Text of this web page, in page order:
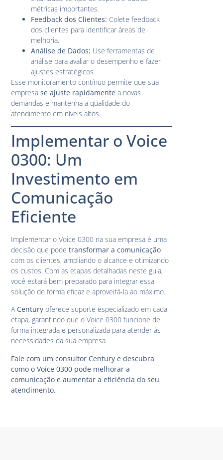
métricas importantes.
Feedback dos Clientes: Colete feedback
dos clientes para identificar áreas de
melhoria.
Análise de Dados: Use ferramentas de
análise para avaliar o desempenho e fazer
ajustes estratégicos.
Esse monitoramento contínuo permite que sua
empresase ajuste rapidamente a novas
demandas e mantenha a qualidade do
atendimento em níveis altos.
Implementar o Voice
0300: Um
Investimento em
Comunicação
Eficiente
Implementar o Voice 0300 na sua empresa é uma
decisão que podetransformar a comunicação
com os clientes, ampliando o alcance e otimizando
os custos. Com as etapas detalhadas neste guia,
você estará bem preparado para integrar essa
solução de forma eficaz e aproveitá-la ao máximo.
A Century oferece suporte especializado em cada
etapa, garantindo que o Voice 0300 funcione de
forma integrada e personalizada para atender às
necessidades da sua empresa.
Fale com um consultor Century e descubra
como o Voice 0300 pode melhorar a
comunicação e aumentar a eficiência do seu
atendimento.